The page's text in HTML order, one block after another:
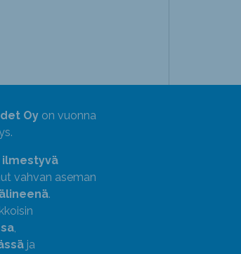
Oyon vuonna
ilmestyvä
vahvan aseman
.
,
ja